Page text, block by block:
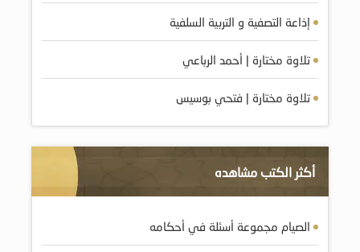
إذاعة التصفية و التربية السلفية
تلاوة مختارة | أحمد الرباعي
تلاوة مختارة | فتحي بوسيس
أكثر الكتب مشاهده
الصيام مجموعة أسئلة في أحكامه